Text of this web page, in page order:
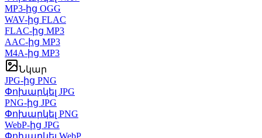
MP3-ից OGG
WAV-ից FLAC
FLAC-ից MP3
AAC-ից MP3
M4A-ից MP3
Նկար
JPG-ից PNG
Փոխարկել JPG
PNG-ից JPG
Փոխարկել PNG
WebP-ից JPG
Փոխարկել WebP